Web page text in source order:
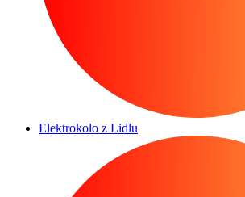
Elektrokolo z Lidlu